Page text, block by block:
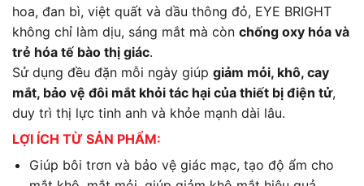
hoa, đan bì, việt quất và dầu thông đỏ, EYE BRIGHT
không chỉ làm dịu, sáng mắt mà còn chống oxy hóa và
trẻ hóa tế bào thị giác.
Sử dụng đều đặn mỗi ngày giúp giảm mỏi, khô, cay
mắt, bảo vệ đôi mắt khỏi tác hại của thiết bị điện tử,
duy trì thị lực tinh anh và khỏe mạnh dài lâu.
LỢI ÍCH TỪ SẢN PHẨM:
Giúp bôi trơn và bảo vệ giác mạc, tạo độ ẩm cho